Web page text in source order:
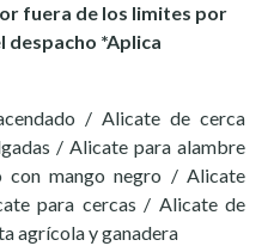
fuera de los limites por
*Aplica
/ Alicate de cerca
/ Alicate para alambre
mango negro / Alicate
para cercas / Alicate de
agrícola y ganadera